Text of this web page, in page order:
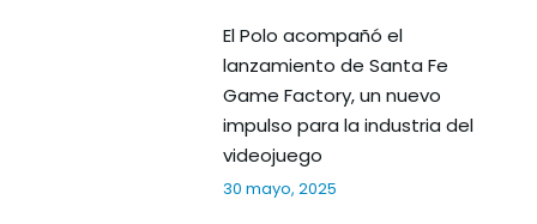
El Polo acompañó el
lanzamiento de Santa Fe
Game Factory, un nuevo
impulso para la industria del
videojuego
30 mayo, 2025